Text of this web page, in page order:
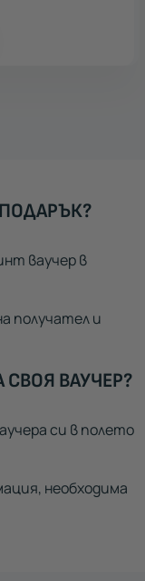
ваучер в
получател и
ВАУЧЕР?
си в полето
необходима